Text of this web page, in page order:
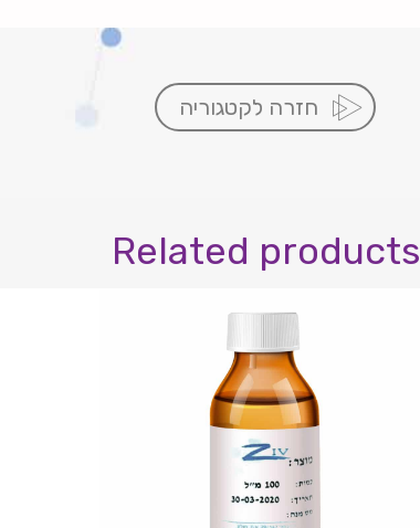
חזרה לקטגוריה
Related products